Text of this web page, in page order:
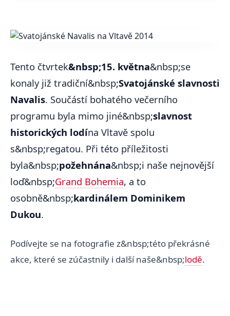
Tento čtvrtek&nbsp;15. května&nbsp;se
konaly již tradiční&nbsp;Svatojánské slavnosti
Navalis. Součástí bohatého večerního
programu byla mimo jiné&nbsp;slavnost
historických lodína Vltavě spolu
s&nbsp;regatou. Při této příležitosti
byla&nbsp;požehnána&nbsp;i naše nejnovější
loď&nbsp;Grand Bohemia, a to
osobně&nbsp;kardinálem Dominikem
Dukou.
Podívejte se na fotografie z&nbsp;této překrásné
akce, které se zúčastnily i další naše&nbsp;lodě.